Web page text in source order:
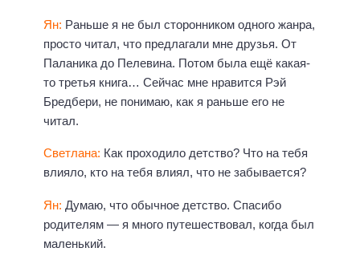
Ян: Раньше я не был сторонником одного жанра,
просто читал, что предлагали мне друзья. От
Паланика до Пелевина. Потом была ещё какая-
то третья книга… Сейчас мне нравится Рэй
Бредбери, не понимаю, как я раньше его не
читал.
Светлана: Как проходило детство? Что на тебя
влияло, кто на тебя влиял, что не забывается?
Ян: Думаю, что обычное детство. Спасибо
родителям — я много путешествовал, когда был
маленький.